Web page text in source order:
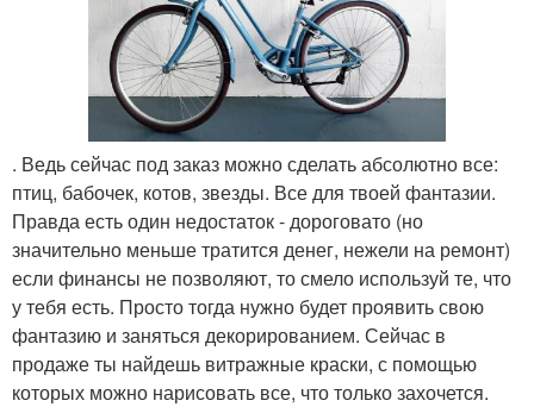
. Ведь сейчас под заказ можно сделать абсолютно все:
птиц, бабочек, котов, звезды. Все для твоей фантазии.
Правда есть один недостаток - дороговато (но
значительно меньше тратится денег, нежели на ремонт)
если финансы не позволяют, то смело используй те, что
у тебя есть. Просто тогда нужно будет проявить свою
фантазию и заняться декорированием. Сейчас в
продаже ты найдешь витражные краски, с помощью
которых можно нарисовать все, что только захочется.